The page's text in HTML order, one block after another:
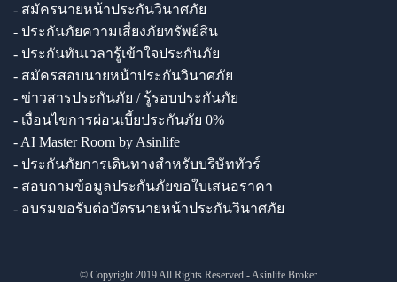
- สมัครนายหน้าประกันวินาศภัย
- ประกันภัยความเสี่ยงภัยทรัพย์สิน
- ประกันทันเวลารู้เข้าใจประกันภัย
- สมัครสอบนายหน้าประกันวินาศภัย
- ข่าวสารประกันภัย / รู้รอบประกันภัย
- เงื่อนไขการผ่อนเบี้ยประกันภัย 0%
- AI Master Room by Asinlife
- ประกันภัยการเดินทางสำหรับบริษัททัวร์
- สอบถามข้อมูลประกันภัยขอใบเสนอราคา
- อบรมขอรับต่อบัตรนายหน้าประกันวินาศภัย
© Copyright 2019 All Rights Reserved - Asinlife Broker